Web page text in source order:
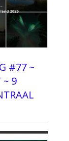
#77 ~
~ 9